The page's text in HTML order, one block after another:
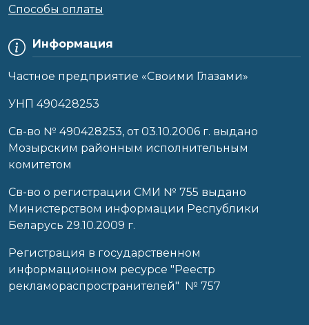
Информация
Частное предприятие «Своими Глазами»
УНП 490428253
Cв-во № 490428253, от 03.10.2006 г. выдано
Мозырским районным исполнительным
комитетом
Св-во о регистрации СМИ № 755 выдано
Министерством информации Республики
Беларусь 29.10.2009 г.
Регистрация в государственном
информационном ресурсе "Реестр
рекламораспространителей" № 757
Способы оплаты